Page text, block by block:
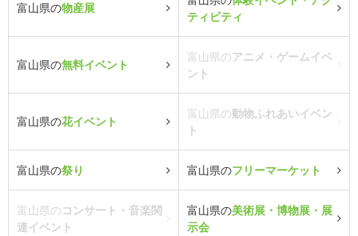
富山県の物産展
ティビティ
富山県の無料イベント
富山県のアニメ・ゲームイベ
ント
富山県の花イベント
富山県の動物ふれあいイベン
ト
富山県の祭り 富山県のフリーマーケット
富山県のコンサート・音楽関
連イベント
富山県の美術展・博物展・展
示会